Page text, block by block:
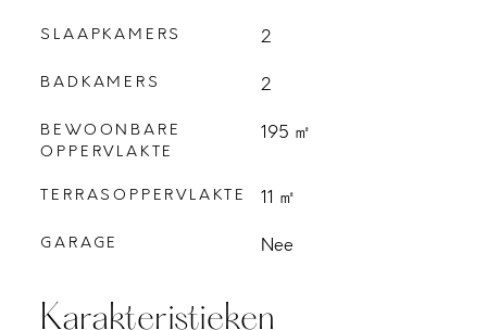
SLAAPKAMERS 2
BADKAMERS 2
BEWOONBARE
OPPERVLAKTE
195 ㎡
TERRASOPPERVLAKTE 11 ㎡
GARAGE Nee
Karakteristieken